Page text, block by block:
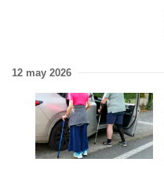
12 may 2026